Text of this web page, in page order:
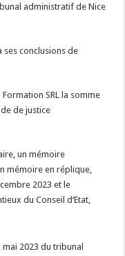
administratif de Nice
ses conclusions de
SRL la somme
de justice
un mémoire
mémoire en réplique,
2023 et le
du Conseil d’Etat,
mai 2023 du tribunal